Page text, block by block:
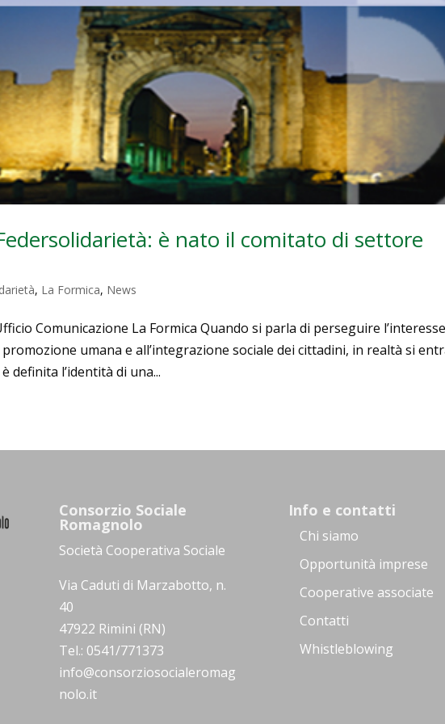
è nato il comitato di settore
, La Formica, News
Comunicazione La Formica Quando si parla di perseguire
umana e all’integrazione sociale dei cittadini, in realtà si
definita l’identità di una...
Consorzio Sociale
Romagnolo
Società Cooperativa Sociale
Via Caduti di Marzabotto, n.
40
47922 Rimini (RN)
Tel.: 0541/771373
info@consorziosocialeromag
nolo.it
Info e contatti
Chi siamo
Opportunità imprese
Cooperative associate
Contatti
Whistleblowing